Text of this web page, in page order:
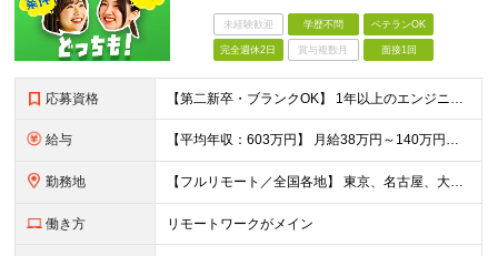
未経験歓迎 学歴不問 ベテランOK
完全週休2日 賞与複数月 面接1回
応募資格 【第二新卒・ブランクOK】 1年以上のエンジニア経験がある方(開発・インフラ・工程・言語一切不問） 文理・学歴不問 【三上さんの事例】 転職前 AWS案件を希望していましたが、資格や評価軸が不明確で
給与 【平均年収：603万円】 月給38万円～140万円＋諸手当（経験者） 【平均年収603万円】 ※案件の契約内容や昇給額などはすべて開示します。 ※経験や能力を考慮し決定します。 ※月給には固定残業
勤務地 【フルリモート／全国各地】 東京、名古屋、大阪、福岡を中心とした全国のプロジェクトにアサイン。 ※プロジェクトは完全選択制です。 ※フルリモート、ハイブリッド型、常駐案件から自由に選択可能です。 ※転
働き方 リモートワークがメイン